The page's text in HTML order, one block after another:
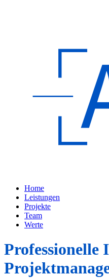
Home
Leistungen
Projekte
Team
Werte
Professionelle